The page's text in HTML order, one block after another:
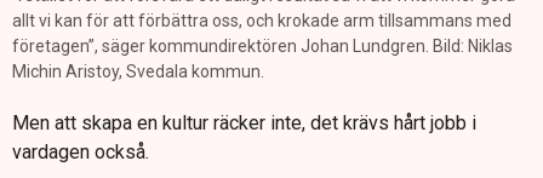
allt vi kan för att förbättra oss, och krokade arm tillsammans med
företagen”, säger kommundirektören Johan Lundgren. Bild: Niklas
Michin Aristoy, Svedala kommun.
Men att skapa en kultur räcker inte, det krävs hårt jobb i
vardagen också.